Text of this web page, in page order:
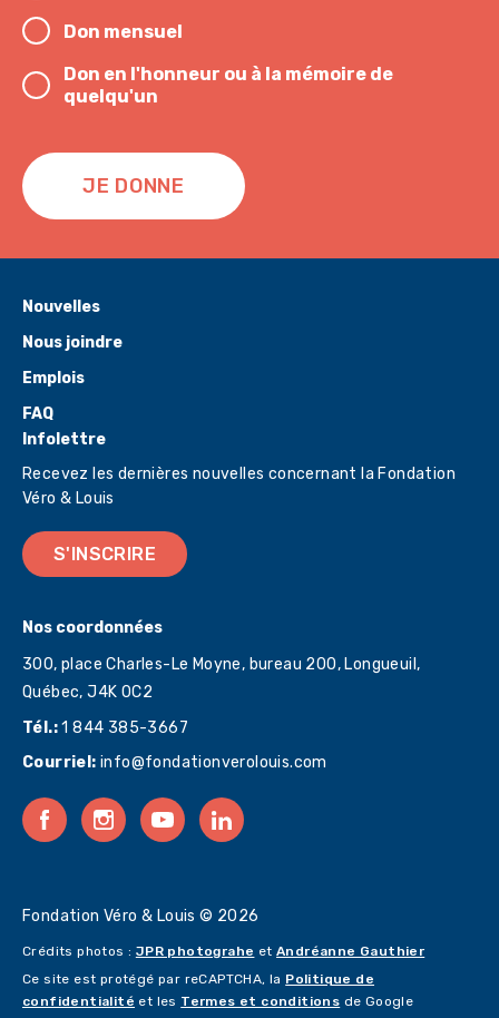
Don mensuel
Don en l'honneur ou à la mémoire de
quelqu'un
JE DONNE
Infolettre
Recevez les dernières nouvelles concernant la Fondation
Véro & Louis
S'INSCRIRE
Nos coordonnées
300, place Charles-Le Moyne, bureau 200, Longueuil,
Québec,J4K 0C2
Tél.:1 844 385-3667
Courriel: info@fondationverolouis.com
Nouvelles
Nous joindre
Emplois
FAQ
Fondation Véro & Louis © 2026
Crédits photos : JPR photograhe etAndréanne Gauthier
Ce site est protégé par reCAPTCHA, la Politique de
confidentialité et les Termes et conditions de Google